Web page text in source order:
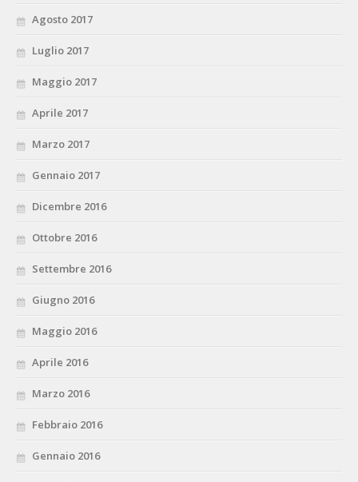
Agosto 2017
Luglio 2017
Maggio 2017
Aprile 2017
Marzo 2017
Gennaio 2017
Dicembre 2016
Ottobre 2016
Settembre 2016
Giugno 2016
Maggio 2016
Aprile 2016
Marzo 2016
Febbraio 2016
Gennaio 2016